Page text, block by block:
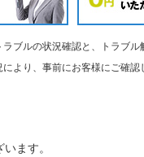
ブルの状況確認と、トラブ
より、事前にお客様にご確認
ます。